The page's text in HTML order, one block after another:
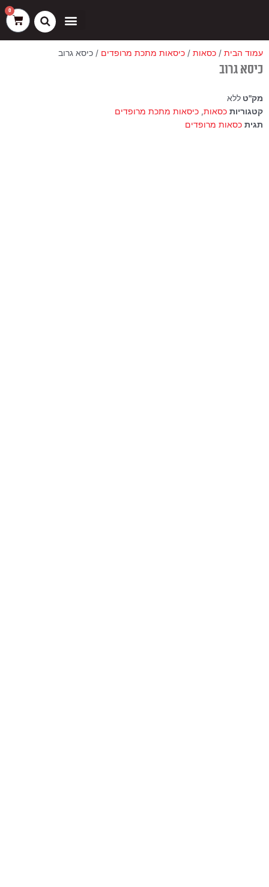
0
עגלת
קניות
עמוד הבית / כסאות / כיסאות מתכת מרופדים / כיסא גרוב
כיסא גרוב
מק"ט ללא
קטגוריות כסאות, כיסאות מתכת מרופדים
תגית כסאות מרופדים